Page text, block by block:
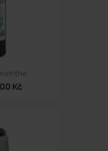
Kč